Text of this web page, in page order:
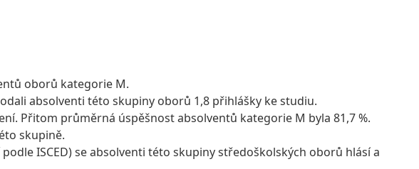
oborů kategorie M.
absolventi této skupiny oborů 1,8 přihlášky ke studiu.
Přitom průměrná úspěšnost absolventů kategorie M byla 81,7 %.
skupině.
ISCED) se absolventi této skupiny středoškolských oborů hlásí a